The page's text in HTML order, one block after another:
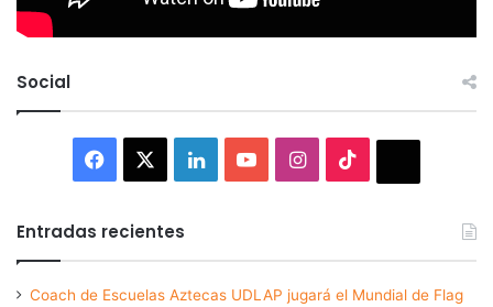
Social
Facebook LinkedInYouTubeInstagram
Entradas recientes
Coach de Escuelas Aztecas UDLAP jugará el Mundial de Flag